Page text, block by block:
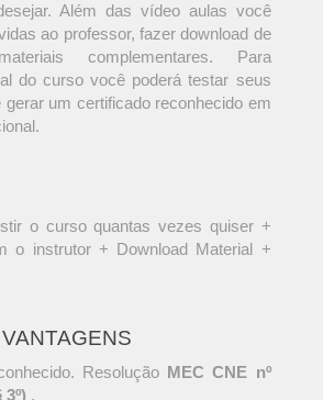
Além das vídeo aulas você
ao professor, fazer download de
complementares. Para
do curso você poderá testar seus
um certificado reconhecido em
o curso quantas vezes quiser +
o instrutor + Download Material +
Resolução MEC CNE nº
.